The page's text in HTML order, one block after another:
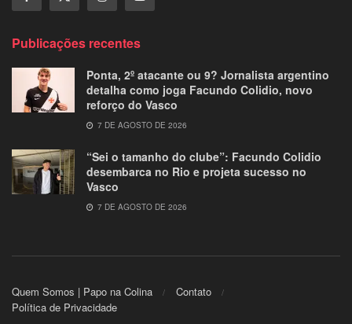
Publicações recentes
Ponta, 2º atacante ou 9? Jornalista argentino
detalha como joga Facundo Colidio, novo
reforço do Vasco
7 DE AGOSTO DE 2026
“Sei o tamanho do clube”: Facundo Colidio
desembarca no Rio e projeta sucesso no
Vasco
7 DE AGOSTO DE 2026
Quem Somos | Papo na Colina
Contato
Política de Privacidade